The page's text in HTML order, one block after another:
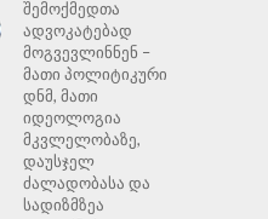
შემოქმედთა
ადვოკატებად
მოგვევლინნენ –
მათი პოლიტიკური
დნმ, მათი
იდეოლოგია
მკვლელობაზე,
დაუსჯელ
ძალადობასა და
სადიზმზეა